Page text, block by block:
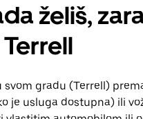
želiš,
svom gradu (Terrell)
je usluga dostupna) ili